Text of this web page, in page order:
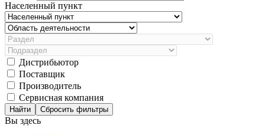
Населенный пункт
Дистрибьютор
Поставщик
Производитель
Сервисная компания
Сбросить фильтры
Вы здесь